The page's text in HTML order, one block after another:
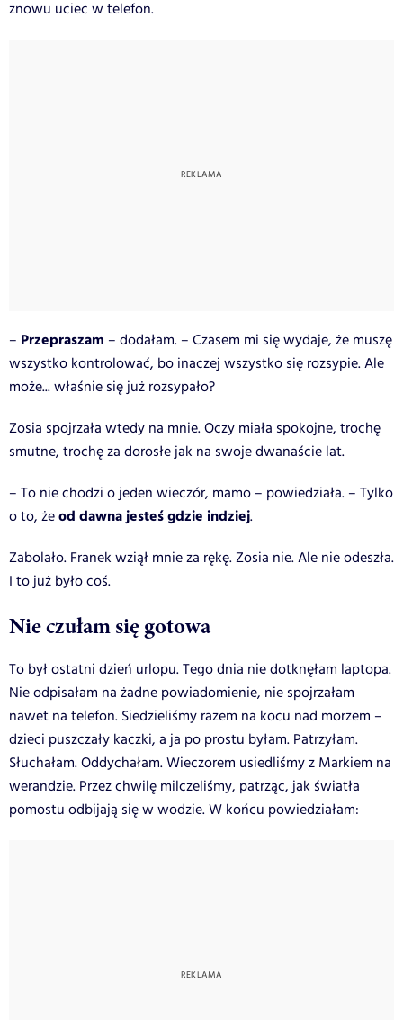
znowu uciec w telefon.
– Przepraszam – dodałam. – Czasem mi się wydaje, że muszę
wszystko kontrolować, bo inaczej wszystko się rozsypie. Ale
może... właśnie się już rozsypało?
Zosia spojrzała wtedy na mnie. Oczy miała spokojne, trochę
smutne, trochę za dorosłe jak na swoje dwanaście lat.
– To nie chodzi o jeden wieczór, mamo – powiedziała. – Tylko
o to, żeod dawna jesteś gdzie indziej.
Zabolało. Franek wziął mnie za rękę. Zosia nie. Ale nie odeszła.
I to już było coś.
Nie czułam się gotowa
To był ostatni dzień urlopu. Tego dnia nie dotknęłam laptopa.
Nie odpisałam na żadne powiadomienie, nie spojrzałam
nawet na telefon. Siedzieliśmy razem na kocu nad morzem –
dzieci puszczały kaczki, a ja po prostu byłam. Patrzyłam.
Słuchałam. Oddychałam.Wieczorem usiedliśmy z Markiem na
werandzie. Przez chwilę milczeliśmy, patrząc, jak światła
pomostu odbijają się w wodzie. W końcu powiedziałam: